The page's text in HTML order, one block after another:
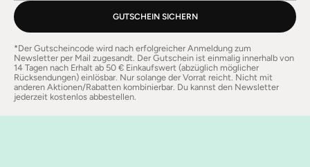
GUTSCHEIN SICHERN
*Der Gutscheincode wird nach erfolgreicher Anmeldung zum
Newsletter per Mail zugesandt. Der Gutschein ist einmalig innerhalb von
14 Tagen nach Erhalt ab 50 € Einkaufswert (abzüglich möglicher
Rücksendungen) einlösbar. Nur solange der Vorrat reicht. Nicht mit
anderen Aktionen/Rabatten kombinierbar. Du kannst den Newsletter
jederzeit kostenlos abbestellen.